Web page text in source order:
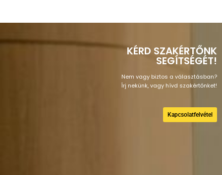
KÉRD SZAKÉRTŐNK
SEGÍTSÉGÉT!
Nem vagy biztos a választásban?
Írj nekünk, vagy hívd szakértőnket!
Kapcsolatfelvétel